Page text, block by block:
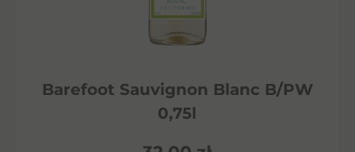
Barefoot Sauvignon Blanc B/PW
0,75l